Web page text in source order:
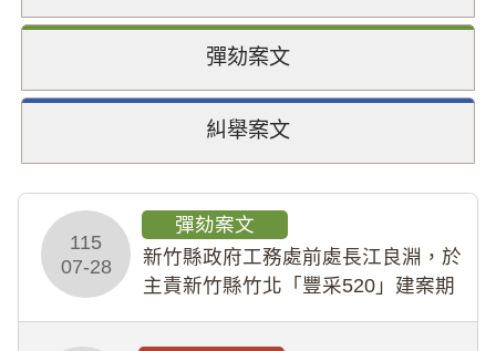
彈劾案文
糾舉案文
115
07-28
彈劾案文
新竹縣政府工務處前處長江良淵，於
主責新竹縣竹北「豐采520」建案期
幣1,483萬餘元，並長期收受建商餽